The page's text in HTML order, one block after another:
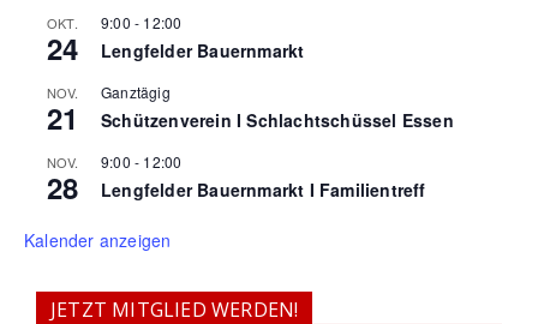
OKT.
24
9:00 - 12:00
Lengfelder Bauernmarkt
NOV.
21
Ganztägig
Schützenverein I Schlachtschüssel Essen
NOV.
28
9:00 - 12:00
Lengfelder Bauernmarkt I Familientreff
Kalender anzeigen
JETZT MITGLIED WERDEN!